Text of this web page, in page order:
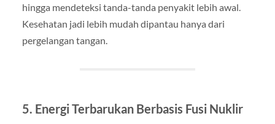
hingga mendeteksi tanda-tanda penyakit lebih awal.
Kesehatan jadi lebih mudah dipantau hanya dari
pergelangan tangan.
5. Energi Terbarukan Berbasis Fusi Nuklir